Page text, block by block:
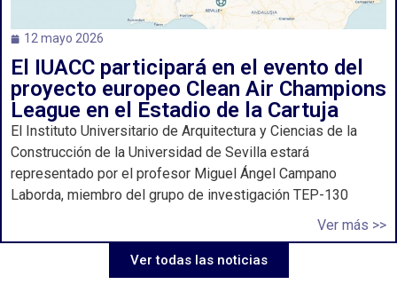
12 mayo 2026
El IUACC participará en el evento del
proyecto europeo Clean Air Champions
League en el Estadio de la Cartuja
El Instituto Universitario de Arquitectura y Ciencias de la
Construcción de la Universidad de Sevilla estará
representado por el profesor Miguel Ángel Campano
Laborda, miembro del grupo de investigación TEP-130
Ver más >>
Ver todas las noticias